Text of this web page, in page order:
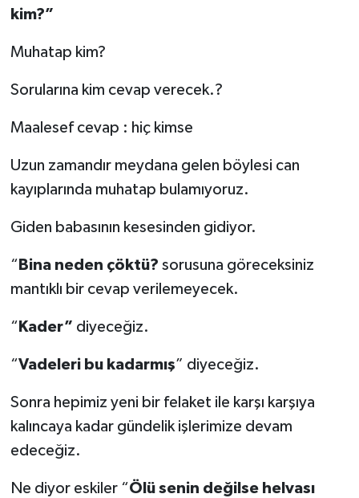
kim?”
Muhatap kim?
Sorularına kim cevap verecek.?
Maalesef cevap : hiç kimse
Uzun zamandır meydana gelen böylesi can
kayıplarında muhatap bulamıyoruz.
Giden babasının kesesinden gidiyor.
“ Bina neden çöktü? sorusuna göreceksiniz
mantıklı bir cevap verilemeyecek.
“ Kader” diyeceğiz.
“Vadeleri bu kadarmış” diyeceğiz.
Sonra hepimiz yeni bir felaket ile karşı karşıya
kalıncaya kadar gündelik işlerimize devam
edeceğiz.
Ne diyor eskiler “Ölü senin değilse helvası